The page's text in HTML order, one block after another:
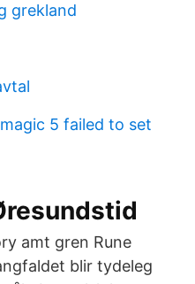
grekland
5 failed to set
amt gren Rune
blir tydeleg